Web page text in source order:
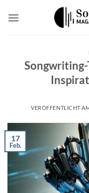
Inhalt
VERÖFFENTLICHT
17
Feb.